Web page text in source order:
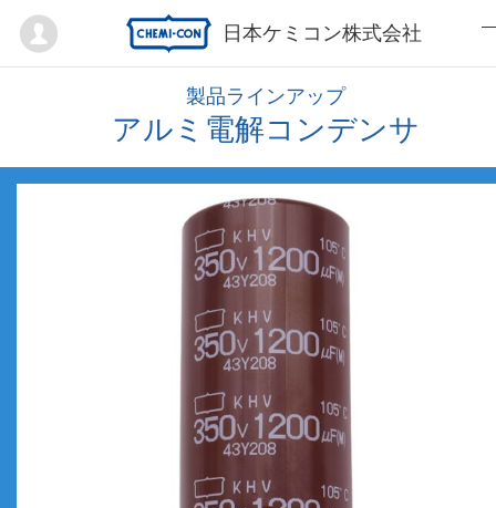
日本ケミコン株式会社
Mypage
製品ラインアップ
アルミ電解コンデンサ